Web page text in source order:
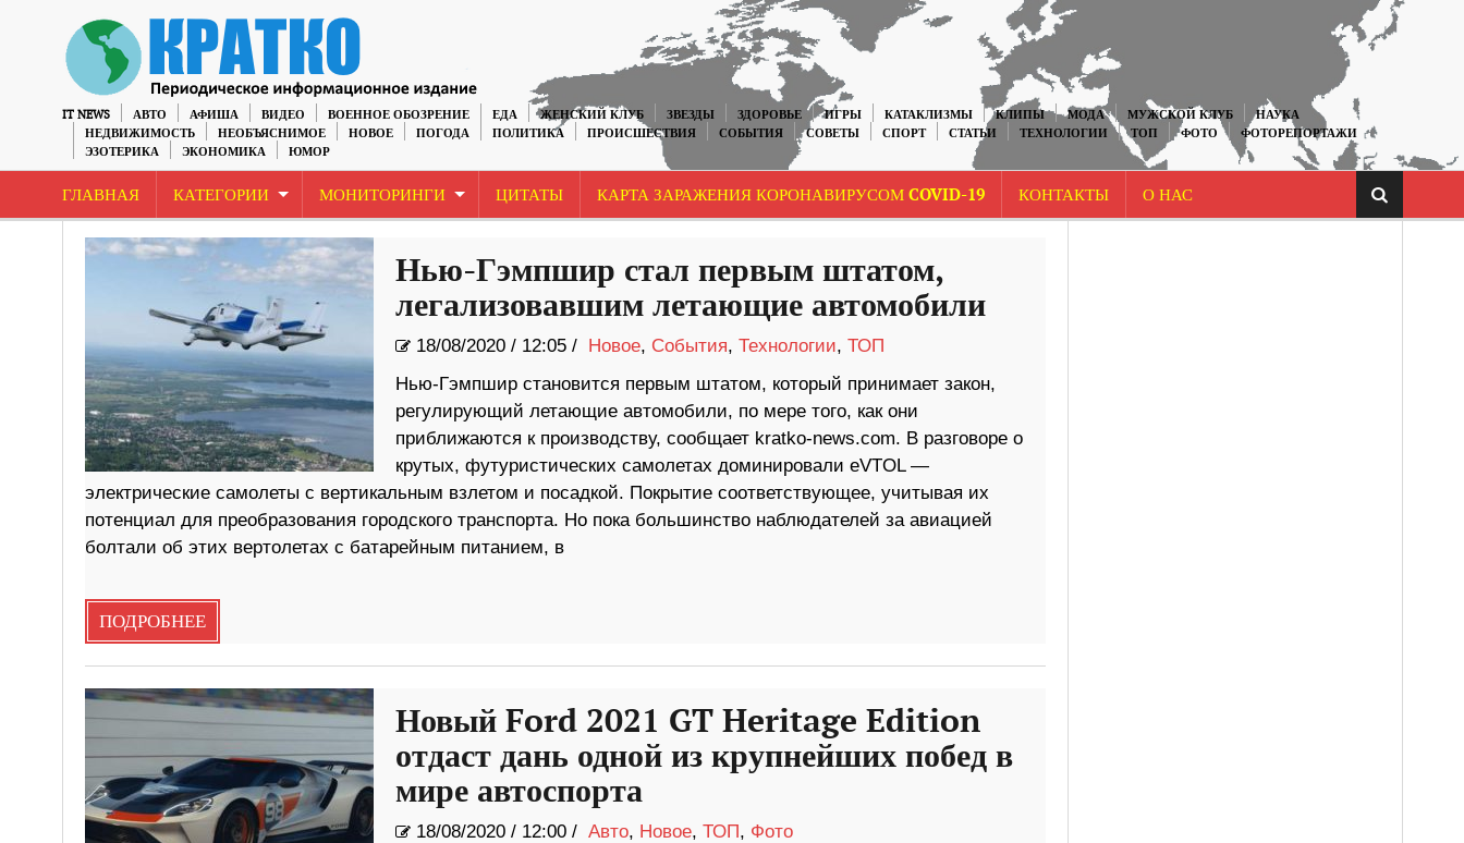
IT NEWS АВТО АФИША ВИДЕО ВОЕННОЕ ОБОЗРЕНИЕ ЕДА ЖЕНСКИЙ КЛУБ ЗВЕЗДЫ ЗДОРОВЬЕ ИГРЫ КАТАКЛИЗМЫ КЛИПЫ МОДА МУЖСКОЙ КЛУБ
НАУКА
НЕДВИЖИМОСТЬ
НЕОБЪЯСНИМОЕ НОВОЕ ПОГОДА ПОЛИТИКА ПРОИСШЕСТВИЯ СОБЫТИЯ СОВЕТЫ СПОРТ СТАТЬИ ТЕХНОЛОГИИ ТОП ФОТО
ФОТОРЕПОРТАЖИ
ЭЗОТЕРИКА
ЭКОНОМИКА ЮМОР
ГЛАВНАЯ КАТЕГОРИИ МОНИТОРИНГИ ЦИТАТЫ КАРТА ЗАРАЖЕНИЯ КОРОНАВИРУСОМ COVID-19 КОНТАКТЫ О НАС
Нью-Гэмпшир стал первым штатом,
легализовавшим летающие автомобили
18/08/2020/ 12:05 / Новое, События, Технологии, ТОП
Нью-Гэмпшир становится первым штатом, который принимает закон,
регулирующий летающие автомобили, по мере того, как они
приближаются к производству, сообщает kratko-news.com. В разговоре о
крутых, футуристических самолетах доминировали eVTOL —
электрические самолеты с вертикальным взлетом и посадкой. Покрытие соответствующее, учитывая их
потенциал для преобразования городского транспорта. Но пока большинство наблюдателей за авиацией
болтали об этих вертолетах с батарейным питанием, в
ПОДРОБНЕЕ
Новый Ford 2021 GT Heritage Edition
отдаст дань одной из крупнейших побед в
мире автоспорта
18/08/2020/ 12:00 / Авто, Новое, ТОП, Фото